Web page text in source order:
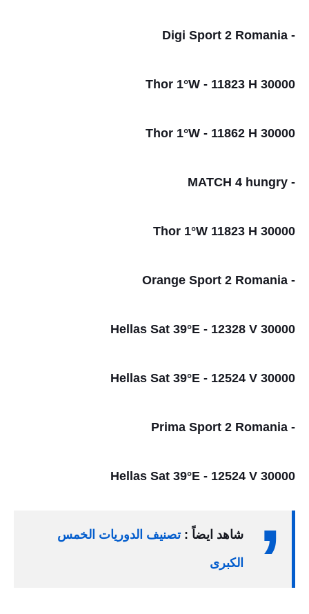
- Digi Sport 2 Romania
Thor 1°W - 11823 H 30000
Thor 1°W - 11862 H 30000
- MATCH 4 hungry
Thor 1°W 11823 H 30000
- Orange Sport 2 Romania
Hellas Sat 39°E - 12328 V 30000
Hellas Sat 39°E - 12524 V 30000
- Prima Sport 2 Romania
Hellas Sat 39°E - 12524 V 30000
شاهد ايضاً :تصنيف الدوريات الخمس
الكبرى